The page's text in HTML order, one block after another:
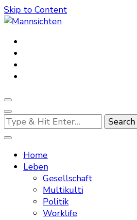
Skip to Content
Mannsichten
Was Männer wollen. Was Männer
Looking
for
Something?
Home
Leben
Gesellschaft
Multikulti
Politik
Worklife